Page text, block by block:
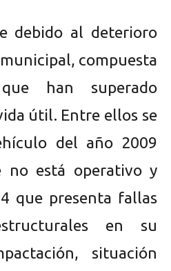
debido al deterioro
compuesta
han superado
útil. Entre ellos se
del año 2009
no está operativo y
que presenta fallas
en su
situación